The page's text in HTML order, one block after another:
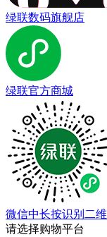
绿联数码旗舰店
绿联官方商城
微信中长按识别二
请选择购物平台